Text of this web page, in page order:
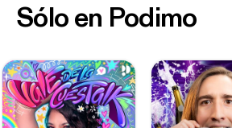
Sólo en Podimo